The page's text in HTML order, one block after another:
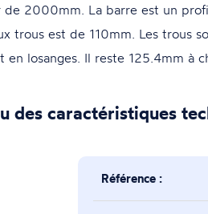
de 2000mm. La barre est un
trous est de 110mm. Les trous
en losanges. Il reste 125.4mm à
des caractéristiques
Référence :